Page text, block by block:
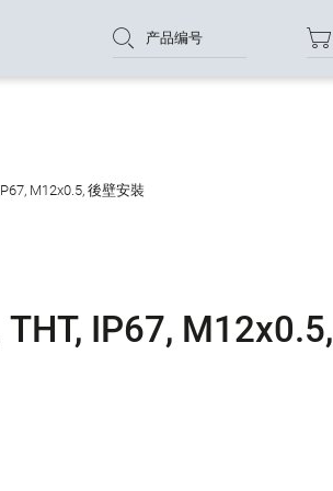
产品编号
M12x0.5, 後壁安裝
IP67, M12x0.5,